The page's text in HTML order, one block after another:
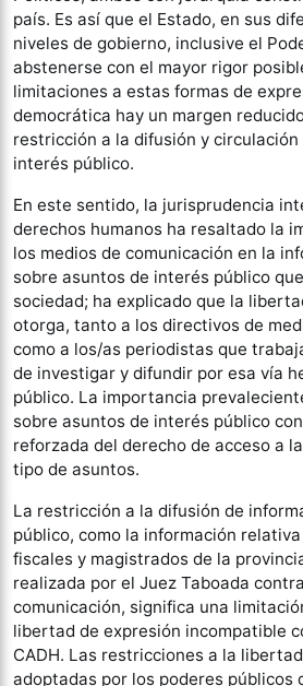
país. Es así que el Estado, en sus
niveles de gobierno, inclusive el
abstenerse con el mayor rigor
limitaciones a estas formas de
democrática hay un margen
restricción a la difusión y
interés público.
En este sentido, la jurisprudencia
derechos humanos ha resaltado la
los medios de comunicación en la
sobre asuntos de interés público
sociedad; ha explicado que la
otorga, tanto a los directivos de
como a los/as periodistas que
de investigar y difundir por esa vía
público. La importancia
sobre asuntos de interés público
reforzada del derecho de acceso a
tipo de asuntos.
La restricción a la difusión de
público, como la información
fiscales y magistrados de la
realizada por el Juez Taboada
comunicación, significa una
libertad de expresión incompatible
CADH. Las restricciones a la
adoptadas por los poderes públicos